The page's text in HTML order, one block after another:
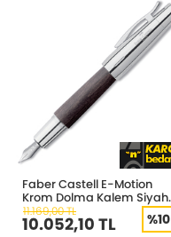
Faber Castell E-Motion
Krom Dolma Kalem Siyah
148220
11.169,00 TL
10.052,10 TL %10